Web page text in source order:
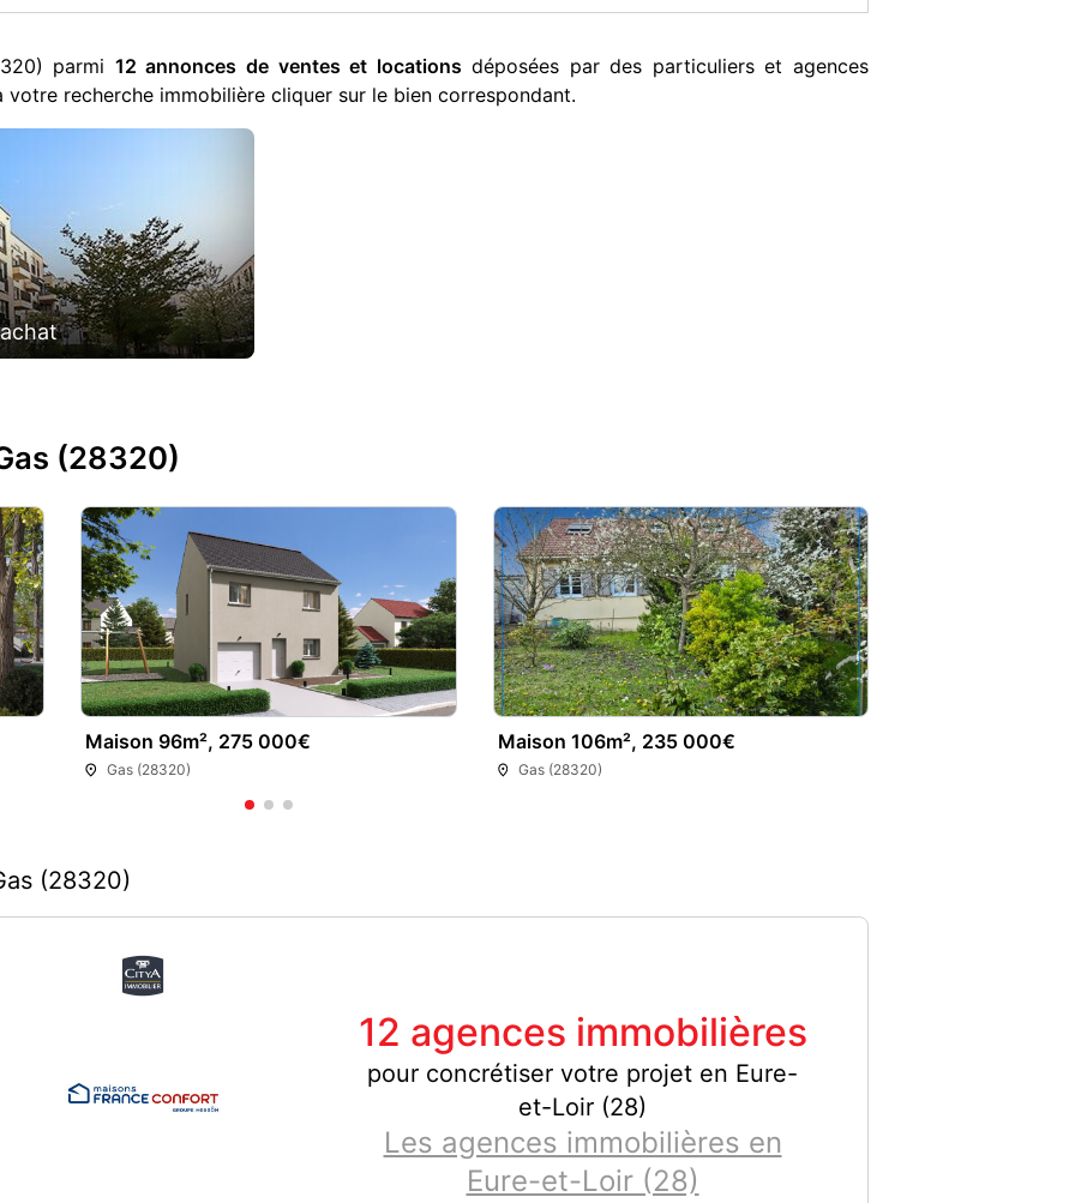
parmi 12 annonces de ventes et locations déposées par des particuliers et agences
votre recherche immobilière cliquer sur le bien correspondant.
(28320)
Maison 96m², 275 000€
Gas (28320)
Maison 106m², 235 000€
Gas (28320)
(28320)
12 agences immobilières
pour concrétiser votre projet en Eure-
et-Loir (28)
Les agences immobilières en
Eure-et-Loir (28)